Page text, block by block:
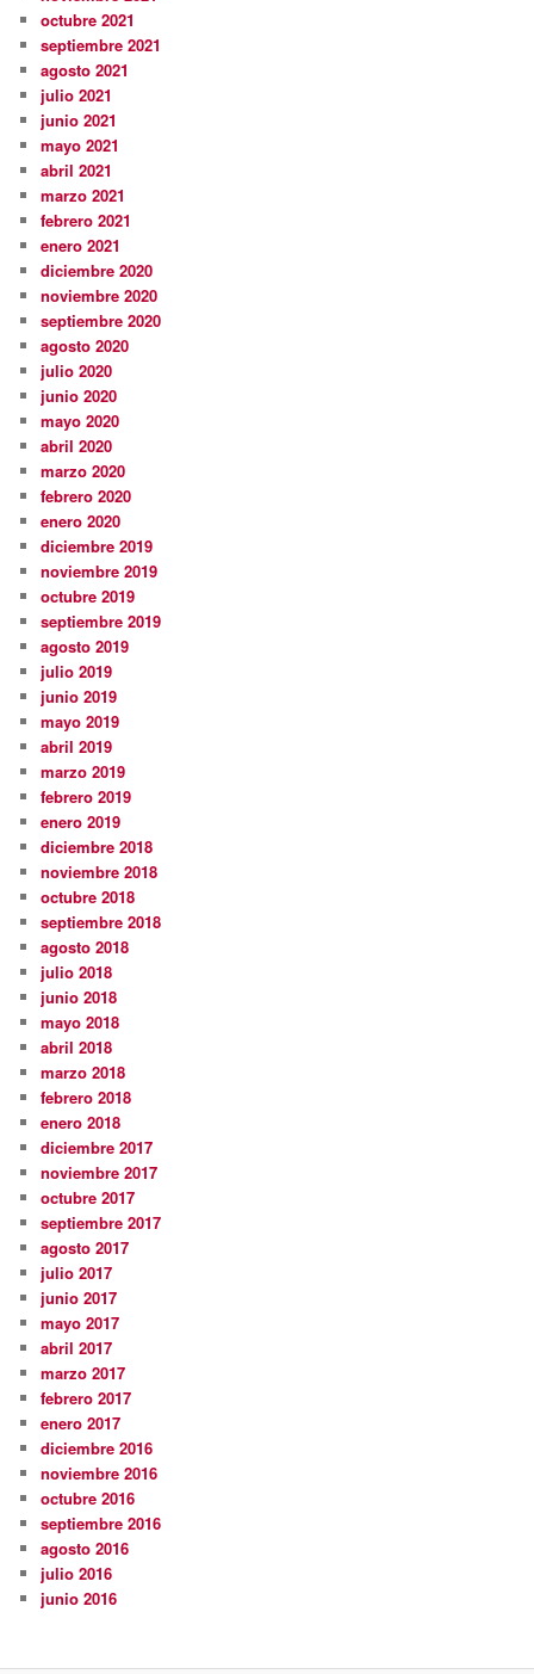
octubre 2021
septiembre 2021
agosto 2021
julio 2021
junio 2021
mayo 2021
abril 2021
marzo 2021
febrero 2021
enero 2021
diciembre 2020
noviembre 2020
septiembre 2020
agosto 2020
julio 2020
junio 2020
mayo 2020
abril 2020
marzo 2020
febrero 2020
enero 2020
diciembre 2019
noviembre 2019
octubre 2019
septiembre 2019
agosto 2019
julio 2019
junio 2019
mayo 2019
abril 2019
marzo 2019
febrero 2019
enero 2019
diciembre 2018
noviembre 2018
octubre 2018
septiembre 2018
agosto 2018
julio 2018
junio 2018
mayo 2018
abril 2018
marzo 2018
febrero 2018
enero 2018
diciembre 2017
noviembre 2017
octubre 2017
septiembre 2017
agosto 2017
julio 2017
junio 2017
mayo 2017
abril 2017
marzo 2017
febrero 2017
enero 2017
diciembre 2016
noviembre 2016
octubre 2016
septiembre 2016
agosto 2016
julio 2016
junio 2016